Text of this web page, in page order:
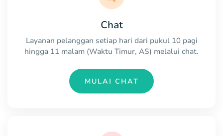
Chat
Layanan pelanggan setiap hari dari pukul 10 pagi
hingga 11 malam (Waktu Timur, AS) melalui chat.
MULAI CHAT